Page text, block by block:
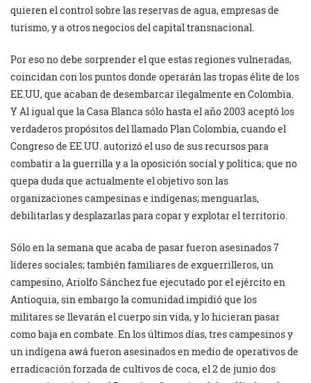
quieren el control sobre las reservas de agua, empresas de
turismo, y a otros negocios del capital transnacional.
Por eso no debe sorprender el que estas regiones vulneradas,
coincidan con los puntos donde operarán las tropas élite de los
EE.UU, que acaban de desembarcar ilegalmente en Colombia.
Y Al igual que la Casa Blanca sólo hasta el año 2003 aceptó los
verdaderos propósitos del llamado Plan Colombia, cuando el
Congreso de EE.UU. autorizó el uso de sus recursos para
combatir a la guerrilla y a la oposición social y política; que no
quepa duda que actualmente el objetivo son las
organizaciones campesinas e indígenas; menguarlas,
debilitarlas y desplazarlas para copar y explotar el territorio.
Sólo en la semana que acaba de pasar fueron asesinados 7
líderes sociales; también familiares de exguerrilleros, un
campesino, Ariolfo Sánchez fue ejecutado por el ejército en
Antioquia, sin embargo la comunidad impidió que los
militares se llevarán el cuerpo sin vida, y lo hicieran pasar
como baja en combate. En los últimos días, tres campesinos y
un indígena awá fueron asesinados en medio de operativos de
erradicación forzada de cultivos de coca, el 2 de junio dos